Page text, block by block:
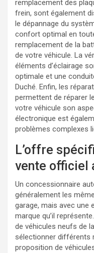
remplacement des
frein, sont également
le dépannage du
confort optimal en
remplacement de la
de votre véhicule. La
éléments d’éclairage
optimale et une
Duché. Enfin, les
permettent de réparer
votre véhicule son
électronique est
problèmes complexes
L’offre
vente officiel
Un concessionnaire
généralement les
garage, mais avec une
marque qu’il
de véhicules neufs de
sélectionner différents
proposition de